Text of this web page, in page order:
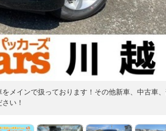
インで扱っております！その他新車、中古車、
い！